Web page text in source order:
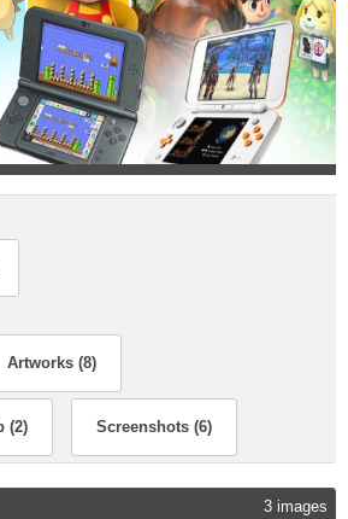
Artworks (8)
(2) Screenshots (6)
3 images